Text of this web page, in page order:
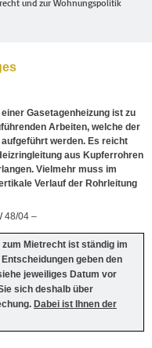
und zur Wohnungspolitik
Gasetagenheizung ist zu
Arbeiten, welche der
werden. Es reicht
aus Kupferrohren
Vielmehr muss im
Verlauf der Rohrleitung
48/04 –
Mietrecht ist ständig im
geben den
jeweiliges Datum vor
sich deshalb über
Dabei ist Ihnen der